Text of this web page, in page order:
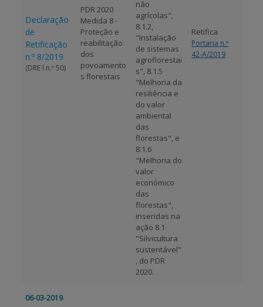
Declaração
de
Retificação
n.º 8/2019
(DRE I n.º 50)
PDR 2020
Medida 8 -
Proteção e
reabilitação
dos
povoamento
s florestais
não
agrícolas",
8.1.2,
"Instalação
de sistemas
agroflorestai
s", 8.1.5
"Melhoria da
resiliência e
do valor
ambiental
das
florestas", e
8.1.6
"Melhoria do
valor
económico
das
florestas",
inseridas na
ação 8.1
"Silvicultura
sustentável"
, do PDR
2020.
Retifica
Portaria n.º
42-A/2019
06-03-2019